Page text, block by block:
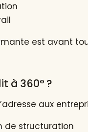
est avant
à 360° ?
aux
de structuration